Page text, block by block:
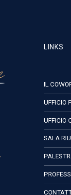
LINKS
IL
UFFICIO
UFFICIO
SALA